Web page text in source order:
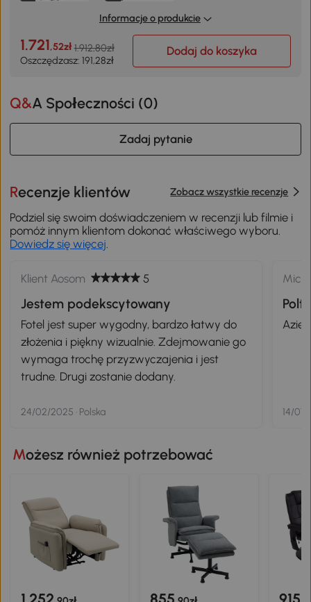
Informacje o produkcie
1.721,52zł 1.912,80zł
Oszczędzasz: 191,28zł
Dodaj do koszyka
Q&A Społeczności (0)
Zadaj pytanie
Recenzje klientów Zobacz wszystkie recenzje
Podziel się swoim doświadczeniem w recenzji lub filmie i
pomóż innym klientom dokonać właściwego wyboru.
Dowiedz się więcej
Klient Aosom 5
Jestem podekscytowany
Fotel jest super wygodny, bardzo łatwy do
złożenia i piękny wizualnie. Zdejmowanie go
wymaga trochę przyzwyczajenia i jest
trudne. Drugi zostanie dodany.
24/02/2025 · Polska 14/07/
Możesz również potrzebować